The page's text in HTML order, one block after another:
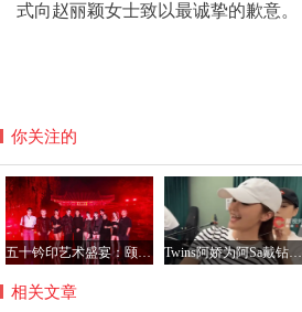
式向赵丽颖女士致以最诚挚的歉意。
你关注的
五十钤印艺术盛宴：颐和园星光璀璨，群星共铸艺术新篇章 Twins阿娇为阿Sa戴钻石项链，阿Sa宣布结婚感情稳定
相关文章